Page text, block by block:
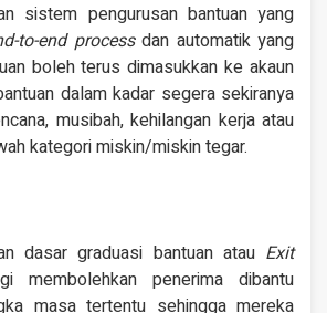
sistem pengurusan bantuan yang
to-end processdan automatik yang
boleh terus dimasukkan ke akaun
dalam kadar segera sekiranya
musibah, kehilangan kerja atau
kategori miskin/miskin tegar.
dasar graduasi bantuan atau Exit
membolehkan penerima dibantu
masa tertentu sehingga mereka